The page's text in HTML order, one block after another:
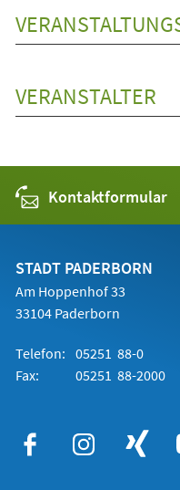
VERANSTALTER
Kontaktformular
STADT PADERBORN
Am Hoppenhof 33
33104 Paderborn
Telefon: 05251 88-0
Fax:
05251 88-2000